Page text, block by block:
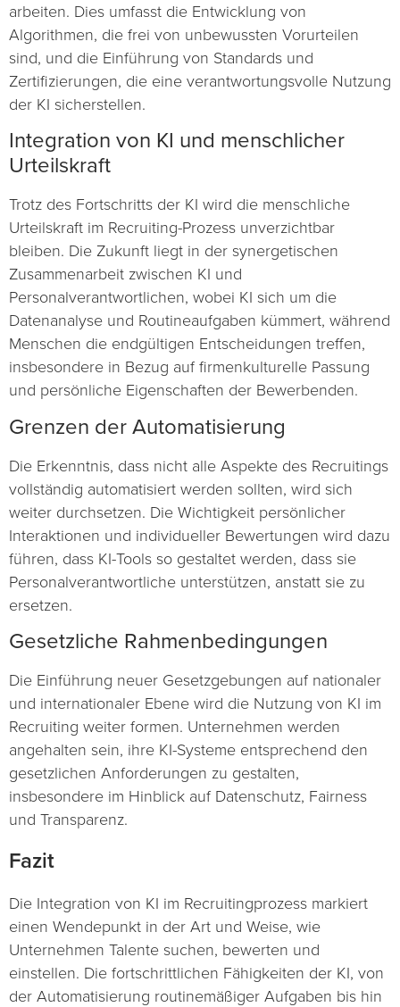
arbeiten. Dies umfasst die Entwicklung von
Algorithmen, die frei von unbewussten Vorurteilen
sind, und die Einführung von Standards und
Zertifizierungen, die eine verantwortungsvolle Nutzung
der KI sicherstellen.
Integration von KI und menschlicher
Urteilskraft
Trotz des Fortschritts der KI wird die menschliche
Urteilskraft im Recruiting-Prozess unverzichtbar
bleiben. Die Zukunft liegt in der synergetischen
Zusammenarbeit zwischen KI und
Personalverantwortlichen, wobei KI sich um die
Datenanalyse und Routineaufgaben kümmert, während
Menschen die endgültigen Entscheidungen treffen,
insbesondere in Bezug auf firmenkulturelle Passung
und persönliche Eigenschaften der Bewerbenden.
Grenzen der Automatisierung
Die Erkenntnis, dass nicht alle Aspekte des Recruitings
vollständig automatisiert werden sollten, wird sich
weiter durchsetzen. Die Wichtigkeit persönlicher
Interaktionen und individueller Bewertungen wird dazu
führen, dass KI-Tools so gestaltet werden, dass sie
Personalverantwortliche unterstützen, anstatt sie zu
ersetzen.
Gesetzliche Rahmenbedingungen
Die Einführung neuer Gesetzgebungen auf nationaler
und internationaler Ebene wird die Nutzung von KI im
Recruiting weiter formen. Unternehmen werden
angehalten sein, ihre KI-Systeme entsprechend den
gesetzlichen Anforderungen zu gestalten,
insbesondere im Hinblick auf Datenschutz, Fairness
und Transparenz.
Fazit
Die Integration von KI im Recruitingprozess markiert
einen Wendepunkt in der Art und Weise, wie
Unternehmen Talente suchen, bewerten und
einstellen. Die fortschrittlichen Fähigkeiten der KI, von
der Automatisierung routinemäßiger Aufgaben bis hin